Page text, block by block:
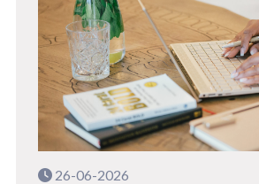
26-06-2026